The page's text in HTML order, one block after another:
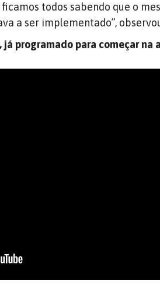
todos sabendo que o
a ser implementado”,
programado para começar na